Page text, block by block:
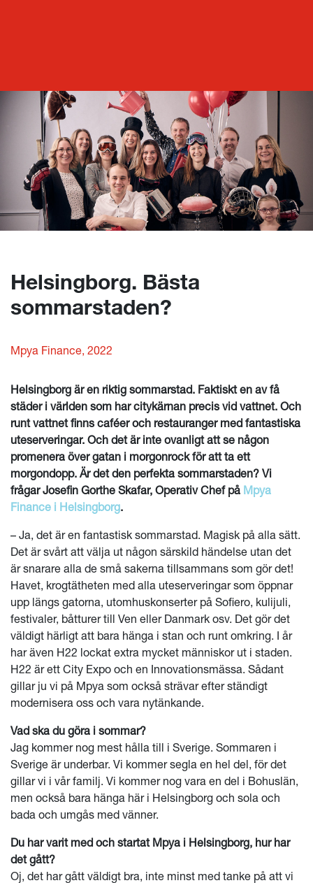
Helsingborg. Bästa
sommarstaden?
Mpya Finance, 2022
Helsingborg är en riktig sommarstad. Faktiskt en av få
städer i världen som har citykärnan precis vid vattnet. Och
runt vattnet finns caféer och restauranger med fantastiska
uteserveringar. Och det är inte ovanligt att se någon
promenera över gatan i morgonrock för att ta ett
morgondopp. Är det den perfekta sommarstaden? Vi
frågar Josefin Gorthe Skafar, Operativ Chef på Mpya
Finance i Helsingborg.
– Ja, det är en fantastisk sommarstad. Magisk på alla sätt.
Det är svårt att välja ut någon särskild händelse utan det
är snarare alla de små sakerna tillsammans som gör det!
Havet, krogtätheten med alla uteserveringar som öppnar
upp längs gatorna, utomhuskonserter på Sofiero, kulijuli,
festivaler, båtturer till Ven eller Danmark osv. Det gör det
väldigt härligt att bara hänga i stan och runt omkring. I år
har även H22 lockat extra mycket människor ut i staden.
H22 är ett City Expo och en Innovationsmässa. Sådant
gillar ju vi på Mpya som också strävar efter ständigt
modernisera oss och vara nytänkande.
Vad ska du göra i sommar?
Jag kommer nog mest hålla till i Sverige. Sommaren i
Sverige är underbar. Vi kommer segla en hel del, för det
gillar vi i vår familj. Vi kommer nog vara en del i Bohuslän,
men också bara hänga här i Helsingborg och sola och
bada och umgås med vänner.
Du har varit med och startat Mpya i Helsingborg, hur har
det gått?
Oj, det har gått väldigt bra, inte minst med tanke på att vi